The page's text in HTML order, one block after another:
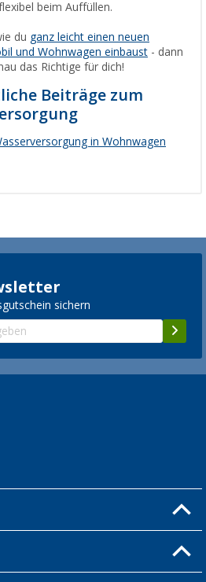
beim Auffüllen.
du ganz leicht einen neuen
und Wohnwagen einbaust - dann
das Richtige für dich!
Beiträge zum
in Wohnwagen
sichern